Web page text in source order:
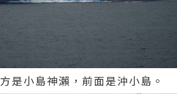
是小島神瀨，前面是沖小島。